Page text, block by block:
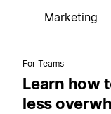
Marketing
For Teams
Learn how
less